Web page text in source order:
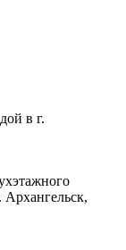
в г.
Архангельск,